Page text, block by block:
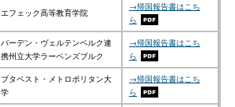
エフェック高等教育学院
→帰国報告書はこち
ら
バーデン・ヴェルテンベルク連
携州立大学ラーベンズブルク
→帰国報告書はこち
ら
ブタペスト・メトロポリタン大
学
→帰国報告書はこち
ら